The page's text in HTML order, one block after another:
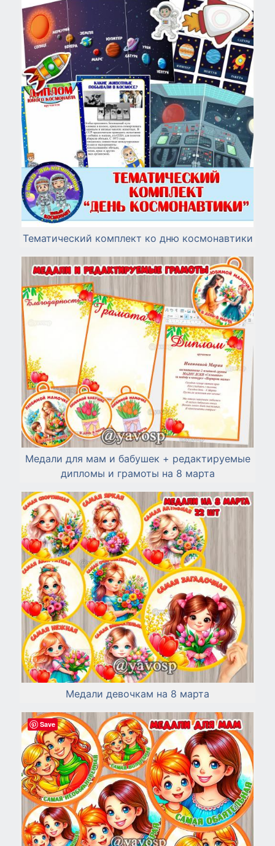
Тематический комплект ко дню космонавтики
Медали для мам и бабушек + редактируемые
дипломы и грамоты на 8 марта
Медали девочкам на 8 марта
Save